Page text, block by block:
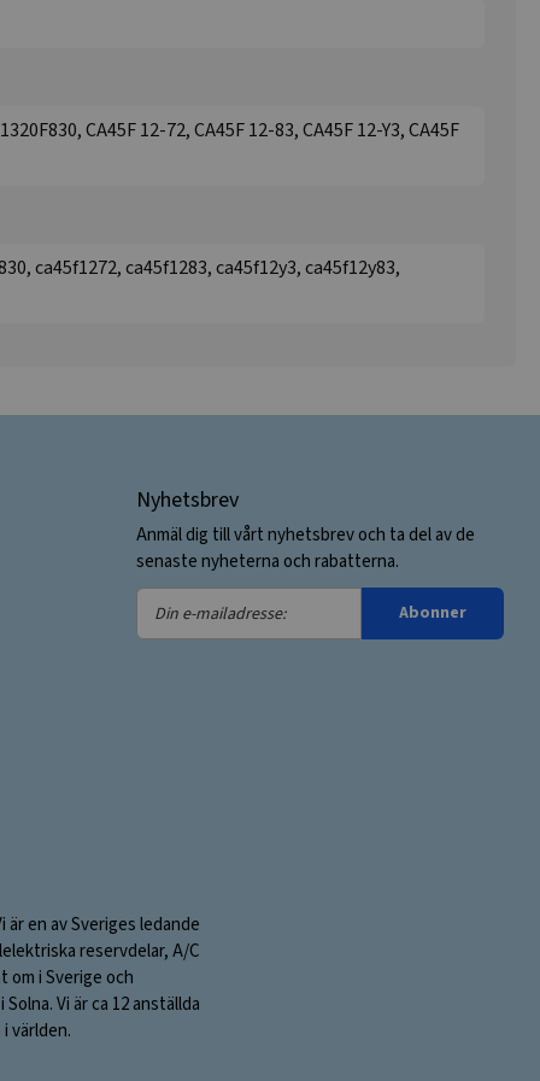
CA45F 12-72, CA45F 12-83, CA45F 12-Y3, CA45F
ca45f1272, ca45f1283, ca45f12y3, ca45f12y83,
Nyhetsbrev
Anmäl dig till vårt nyhetsbrev och ta del av de
senaste nyheterna och rabatterna.
Din
e-
Abonner
en av Sveriges ledande
reservdelar, A/C
om i Sverige och
Vi är ca 12 anställda
världen.